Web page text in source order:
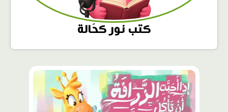
كتب نور كحّالة
محتوى
مميّز